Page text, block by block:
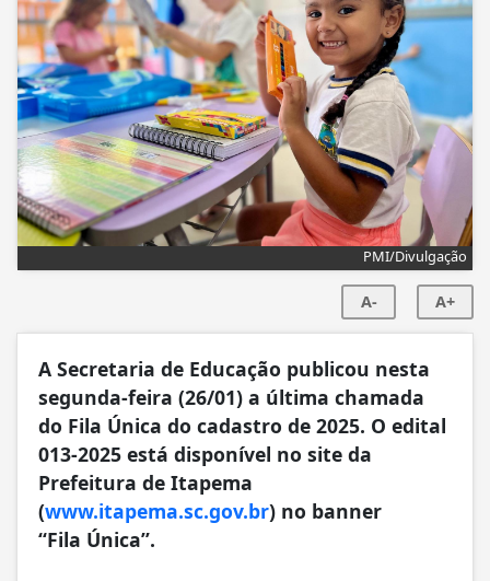
PMI/Divulgação
A- A+
A Secretaria de Educação publicou nesta
segunda-feira (26/01) a última chamada
do Fila Única do cadastro de 2025. O edital
013-2025 está disponível no site da
Prefeitura de Itapema
(www.itapema.sc.gov.br) no banner
“Fila Única”.